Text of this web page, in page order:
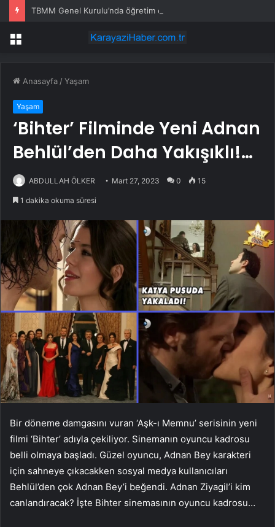
Menü
Anasayfa /Yaşam
Yaşam
‘Bihter’ Filminde Yeni Adnan
Behlül’den Daha Yakışıklı!…
ABDULLAH ÖLKER Mart 27, 2023 0 15
1 dakika okuma süresi
Bir döneme damgasını vuran ‘Aşk-ı Memnu’ serisinin yeni
filmi ‘Bihter’ adıyla çekiliyor. Sinemanın oyuncu kadrosu
belli olmaya başladı. Güzel oyuncu, Adnan Bey karakteri
için sahneye çıkacakken sosyal medya kullanıcıları
Behlül’den çok Adnan Bey’i beğendi. Adnan Ziyagil’i kim
canlandıracak? İşte Bihter sinemasının oyuncu kadrosu…